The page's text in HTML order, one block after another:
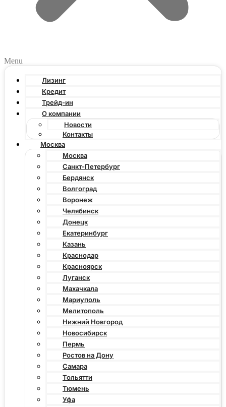
Menu
Лизинг
Кредит
Трейд-ин
О компании
Новости
Контакты
Москва
Москва
Санкт-Петербург
Бердянск
Волгоград
Воронеж
Челябинск
Донецк
Екатеринбург
Казань
Краснодар
Красноярск
Луганск
Махачкала
Мариуполь
Мелитополь
Нижний Новгород
Новосибирск
Пермь
Ростов на Дону
Самара
Тольятти
Тюмень
Уфа